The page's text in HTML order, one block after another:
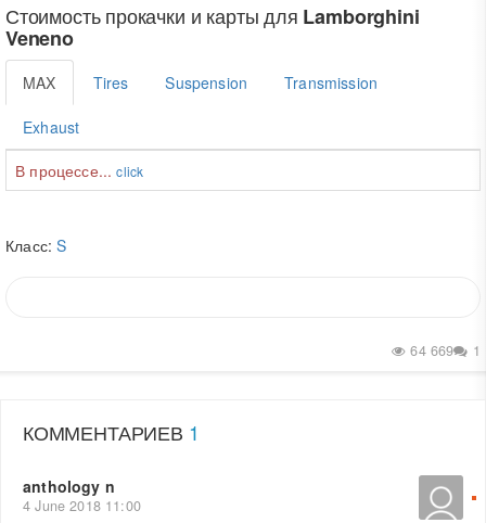
Стоимость прокачки и карты для Lamborghini
Veneno
MAX Tires Suspension Transmission
Exhaust
В процессе...click
Класс:S
1
64 669
КОММЕНТАРИЕВ 1
anthology n
4 June 2018 11:00